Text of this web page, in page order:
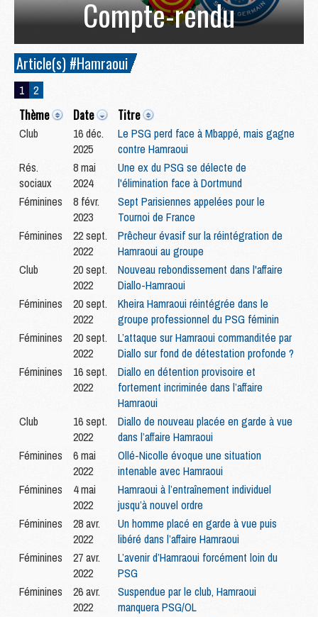
Compte-rendu
Article(s) #Hamraoui
1 2
Thème Date Titre
Club
16 déc.
2025
Le PSG perd face à Mbappé, mais gagne
contre Hamraoui
Rés.
sociaux
8 mai
2024
Une ex du PSG se délecte de
l'élimination face à Dortmund
Féminines
8 févr.
2023
Sept Parisiennes appelées pour le
Tournoi de France
Féminines
22 sept.
2022
Prêcheur évasif sur la réintégration de
Hamraoui au groupe
Club
20 sept.
2022
Nouveau rebondissement dans l'affaire
Diallo-Hamraoui
Féminines
20 sept.
2022
Kheira Hamraoui réintégrée dans le
groupe professionnel du PSG féminin
Féminines
20 sept.
2022
L’attaque sur Hamraoui commanditée par
Diallo sur fond de détestation profonde ?
Féminines
16 sept.
2022
Diallo en détention provisoire et
fortement incriminée dans l’affaire
Hamraoui
Club
16 sept.
2022
Diallo de nouveau placée en garde à vue
dans l’affaire Hamraoui
Féminines
6 mai
2022
Ollé-Nicolle évoque une situation
intenable avec Hamraoui
Féminines
4 mai
2022
Hamraoui à l’entraînement individuel
jusqu’à nouvel ordre
Féminines
28 avr.
2022
Un homme placé en garde à vue puis
libéré dans l’affaire Hamraoui
Féminines
27 avr.
2022
L’avenir d’Hamraoui forcément loin du
PSG
Féminines
26 avr.
2022
Suspendue par le club, Hamraoui
manquera PSG/OL